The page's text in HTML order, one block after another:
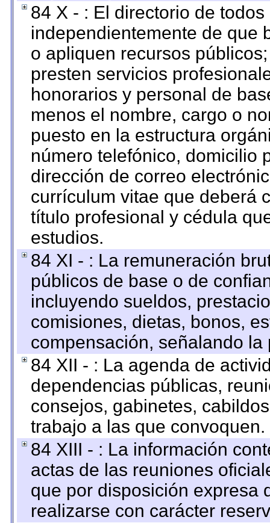
84 X - : El directorio de
independientemente de que
o apliquen recursos
presten servicios
honorarios y personal de
menos el nombre, cargo o
puesto en la estructura
número telefónico, domicilio
dirección de correo
currículum vitae que deberá
título profesional y cédula
estudios.
84 XI - : La remuneración
públicos de base o de
incluyendo sueldos,
comisiones, dietas, bonos,
compensación, señalando
84 XII - : La agenda de
dependencias públicas,
consejos, gabinetes,
trabajo a las que convoquen.
84 XIII - : La información
actas de las reuniones
que por disposición expresa
realizarse con carácter